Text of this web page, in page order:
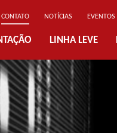
CONTATO NOTÍCIAS EVENTOS
LINHA LEVE